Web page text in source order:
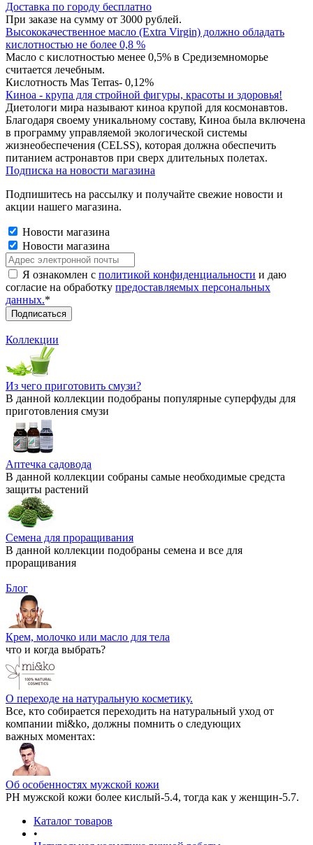
Доставка по городу бесплатно
При заказе на сумму от 3000 рублей.
Высококачественное масло (Extra Virgin) должно обладать
кислотностью не более 0,8 %
Масло с кислотностью менее 0,5% в Средиземноморье
считается лечебным.
Кислотность Mas Terras- 0,12%
Киноа - крупа для стройной фигуры, красоты и здоровья!
Диетологи мира называют киноа крупой для космонавтов.
Благодаря своему уникальному составу, Киноа была включена
в программу управляемой экологической системы
жизнеобеспечения (CELSS), которая должна обеспечить
питанием астронавтов при сверх длительных полетах.
Подписка на новости магазина
Подпишитесь на рассылку и получайте свежие новости и
акции нашего магазина.
Новости магазина
Новости магазина
Я ознакомлен с политикой конфиденциальности и даю
согласие на обработку предоставляемых персональных
данных.*
Коллекции
Из чего приготовить смузи?
В данной коллекции подобраны популярные суперфуды для
приготовления смузи
Аптечка садовода
В данной коллекции собраны самые необходимые средста
защиты растений
Семена для проращивания
В данной коллекции подобраны семена и все для
проращивания
Блог
Крем, молочко или масло для тела
что и когда выбрать?
О переходе на натуральную косметику.
Все, кто собирается переходить на натуральный уход от
компании mi&ko, должны помнить о следующих
важных моментах:
Об особенностях мужской кожи
РН мужской кожи более кислый-5.4, тогда как у женщин-5.7.
Каталог товаров
•